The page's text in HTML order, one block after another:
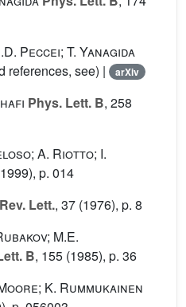
Peccei; T. Yanagida
references, see) |
arXiv
Phys. Lett. B, 258
A. Riotto; I.
p. 014
Lett., 37 (1976), p. 8
M.E.
B, 155 (1985), p. 36
K. Rummukainen